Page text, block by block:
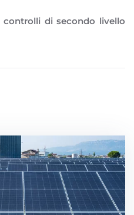
di secondo livello